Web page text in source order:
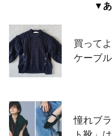
▼
買って
ケーブ
憧れブ